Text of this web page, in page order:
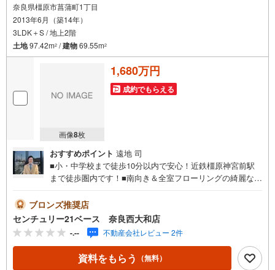
奈良県橿原市菖蒲町1丁目
2013年6月（築14年）
3LDK＋S / 地上2階
土地97.42m2 /建物69.55m2
画像8枚
1,680万円
成約でもらえる
おすすめポイント 遠地 司
■小・中学校まで徒歩10分以内で安心！近鉄橿原神宮前駅
まで徒歩圏内です！■南向き＆全室フローリングの綺麗な3
◇・水曜日も休まず営業中！・お仕事終わりのお時間でも
ご見学可！・今から見たい！というお声にもご対応できま
す！◇住宅ローンもお任せください！◇・提携銀行多数あ
り（地方銀行・都市銀行・信用金庫etc）・優遇後適用金利
0.875％～（審査内容により異なります）--- ◇◇ Yahoo！
不動産キャンペーン対象店舗 ◇◇ ----当店で物件を成約い
ブロンズ推奨店
センチュリー21ベース 奈良西大和店
-.-- 不動産会社レビュー 2件
資料をもらう （無料）